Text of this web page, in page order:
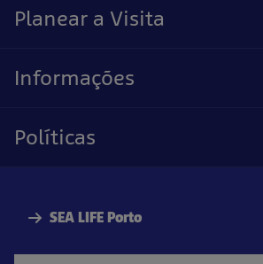
SEA LIFE Porto
Planear a Visita
Informações
Políticas